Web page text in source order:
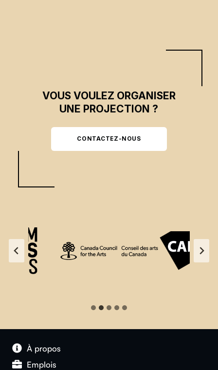
VOUS VOULEZ ORGANISER
UNE PROJECTION ?
CONTACTEZ-NOUS
À propos
Emplois